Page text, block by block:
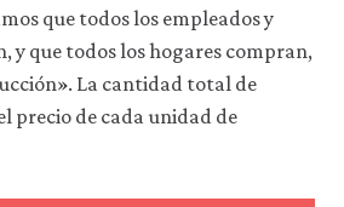
que todos los empleados y
y que todos los hogares compran,
La cantidad total de
precio de cada unidad de